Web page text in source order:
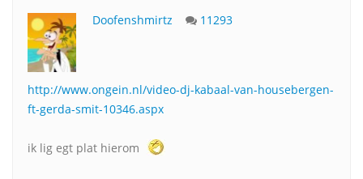
Doofenshmirtz 11293
http://www.ongein.nl/video-dj-kabaal-van-housebergen-
ft-gerda-smit-10346.aspx
ik lig egt plat hierom